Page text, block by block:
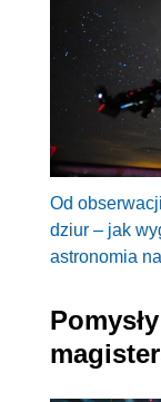
Od
dziur – jak
astronomia